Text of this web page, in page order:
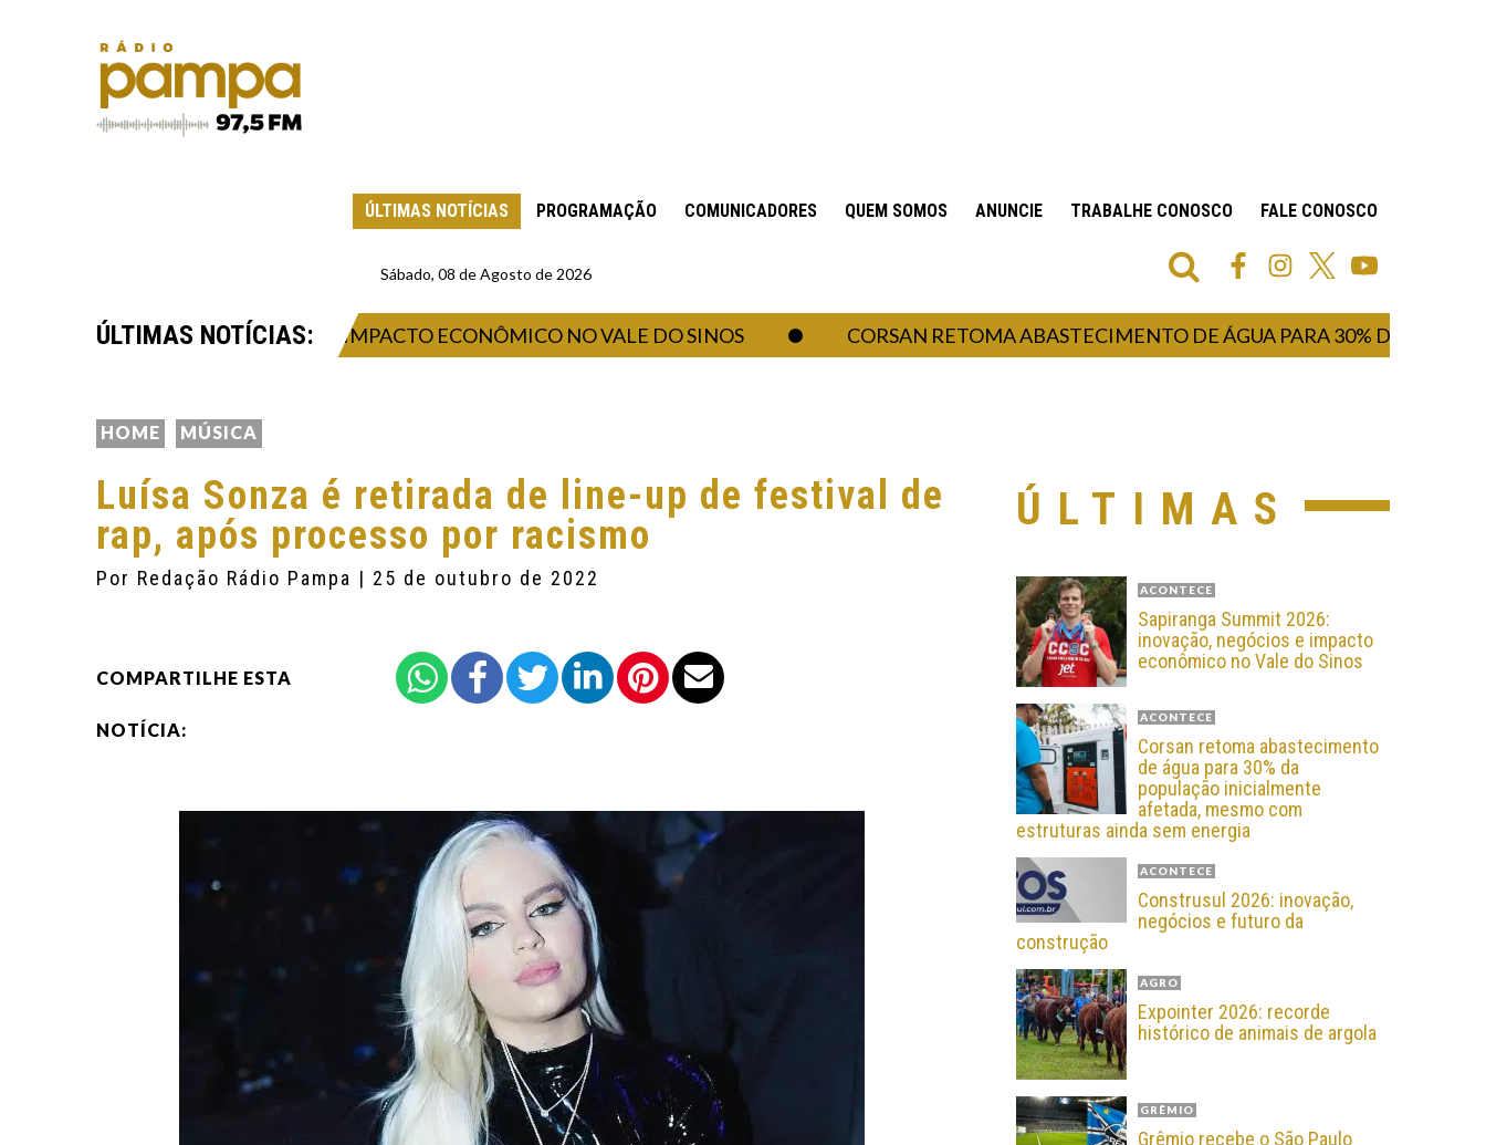
ÚLTIMAS NOTÍCIAS PROGRAMAÇÃO COMUNICADORES QUEM SOMOS ANUNCIE TRABALHE CONOSCO FALE CONOSCO
Sábado, 08 de Agosto de 2026
ÚLTIMAS NOTÍCIAS:
INOVAÇÃO, NEGÓCIOS E IMPACTO ECONÔMICO NO VALE DO SINOS CORSAN RETOMA ABASTECIMENTO DE ÁGUA PARA 30% DA
HOME MÚSICA
Luísa Sonza é retirada de line-up de festival de
rap, após processo por racismo
Por Redação Rádio Pampa | 25 de outubro de 2022
COMPARTILHE ESTA
NOTÍCIA:
ÚLTIMAS
ACONTECE
Sapiranga Summit 2026:
inovação, negócios e impacto
econômico no Vale do Sinos
ACONTECE
Corsan retoma abastecimento
de água para 30% da
população inicialmente
afetada, mesmo com
estruturas ainda sem energia
ACONTECE
Construsul 2026: inovação,
negócios e futuro da
construção
AGRO
Expointer 2026: recorde
histórico de animais de argola
GRÊMIO
Grêmio recebe o São Paulo